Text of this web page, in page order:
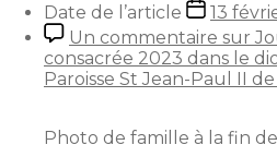
Date de l’article
13
Un commentaire sur
consacrée 2023 dans le
Paroisse St Jean-Paul II
Photo de famille à la fin